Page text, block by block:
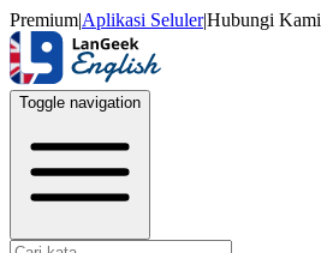
Premium|Aplikasi Seluler|Hubungi Kami
Toggle navigation